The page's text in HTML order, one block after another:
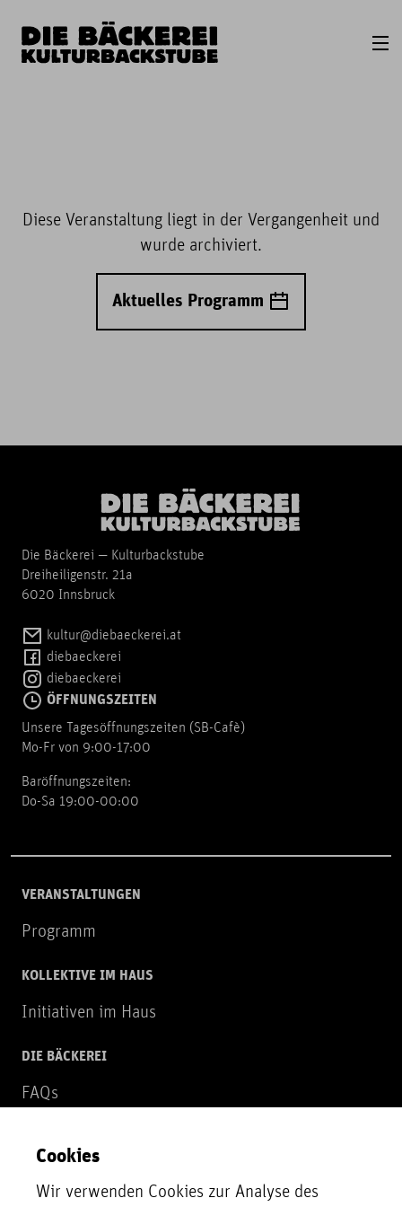
Diese Veranstaltung liegt in der Vergangenheit und
wurde archiviert.
Aktuelles Programm
Die Bäckerei — Kulturbackstube
Dreiheiligenstr. 21a
6020 Innsbruck
kultur@diebaeckerei.at
diebaeckerei
diebaeckerei
ÖFFNUNGSZEITEN
Unsere Tagesöffnungszeiten (SB-Cafè)
Mo-Fr von 9:00-17:00
Baröffnungszeiten:
Do-Sa 19:00-00:00
VERANSTALTUNGEN
Programm
KOLLEKTIVE IM HAUS
Initiativen im Haus
DIE BÄCKEREI
FAQs
NEWSLETTER
Zur Newsletter Anmeldung
Cookies
Wir verwenden Cookies zur Analyse des